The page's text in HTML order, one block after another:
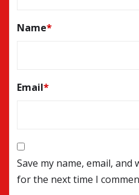
Name*
Email*
Save my name, email,
for the next time I